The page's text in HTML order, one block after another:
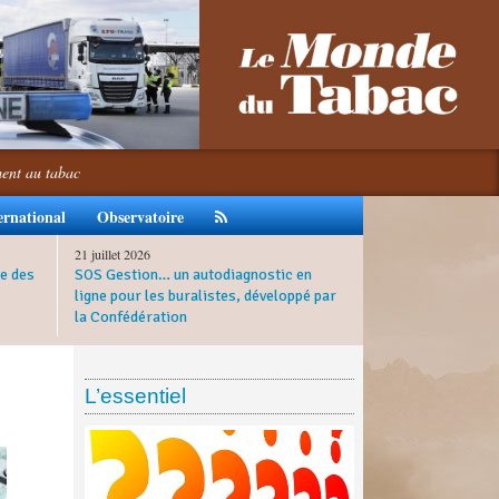
au tabac
Observatoire
des
21 juillet 2026
SOS Gestion… un autodiagnostic en
ligne pour les buralistes, développé par
la Confédération
L’essentiel